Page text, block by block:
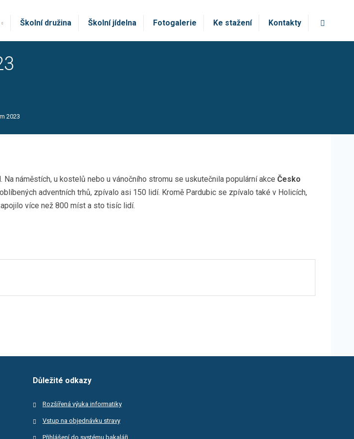
Školní družina Školní jídelna Fotogalerie Ke stažení Kontakty
2023
náměstích, u kostelů nebo u vánočního stromu se uskutečnila populární akce Česko
adventních trhů, zpívalo asi 150 lidí. Kromě Pardubic se zpívalo také v Holicích,
více než 800 míst a sto tisíc lidí.
Důležité odkazy
Rozšířená výuka informatiky
Vstup na objednávku stravy
Přihlášení do systému bakaláři